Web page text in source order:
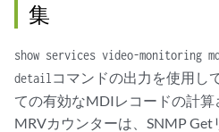
集
show services video-monitoring
detail コマンドの出力を使用し
ての有効なMDIレコードの計
MRVカウンターは、SNMP